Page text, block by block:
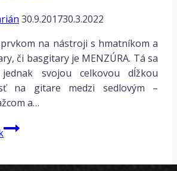
30.9.201730.3.2022
na nástroji s hmatníkom a
či basgitary je MENZÚRA. Tá sa
svojou celkovou dĺžkou
na gitare medzi sedlovým –
a…
Menzúra
gitary